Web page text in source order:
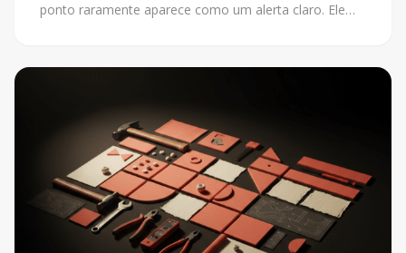
ponto raramente aparece como um alerta claro. Ele